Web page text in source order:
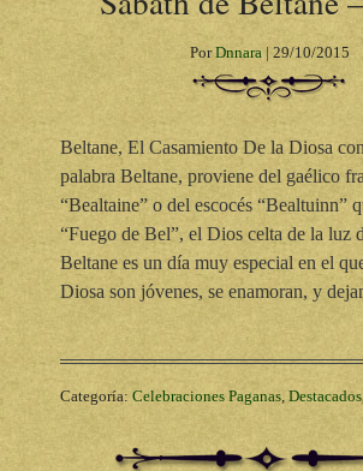
PorDnnara| 29/10/2015
Beltane, El Casamiento De la Diosa
palabra Beltane, proviene del gaélico
“Bealtaine” o del escocés “Bealtuinn”
“Fuego de Bel”, el Dios celta de la luz
Beltane es un día muy especial en el
Diosa son jóvenes, se enamoran, y
Categoría: Celebraciones Paganas, Destacados